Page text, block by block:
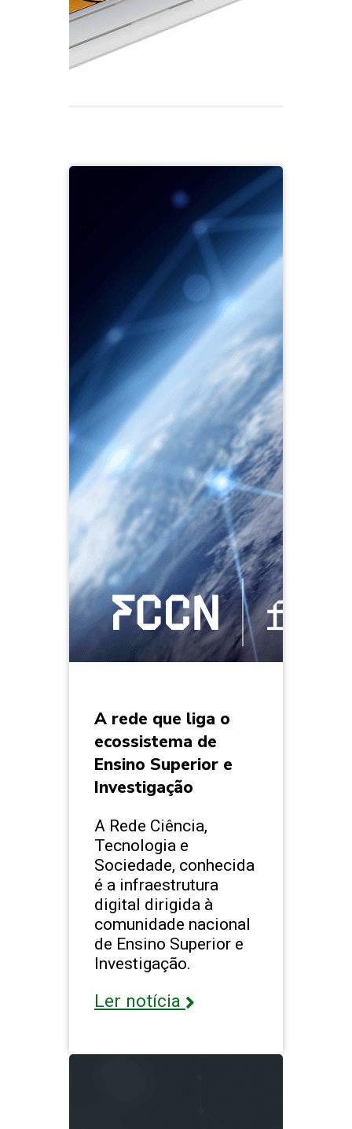
A rede que liga o
ecossistema de
Ensino Superior e
Investigação
A Rede Ciência,
Tecnologia e
Sociedade, conhecida
é a infraestrutura
digital dirigida à
comunidade nacional
de Ensino Superior e
Investigação.
Ler notícia